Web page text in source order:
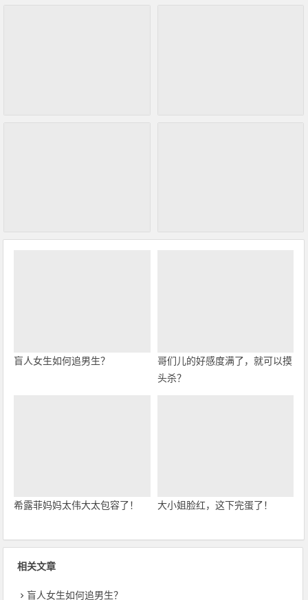
盲人女生如何追男生？
哥们儿的好感度满了，就可以摸
头杀？
希露菲妈妈太伟大太包容了！ 大小姐脸红，这下完蛋了！
相关文章
盲人女生如何追男生？